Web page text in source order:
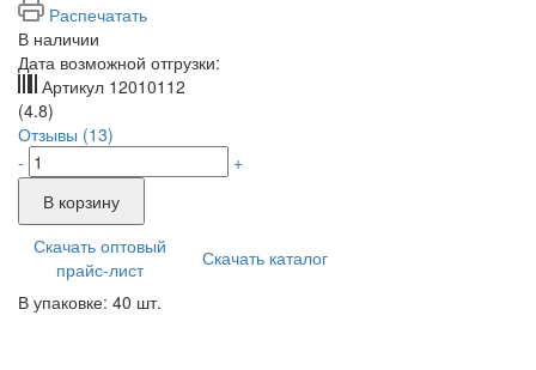
Распечатать
В наличии
Дата возможной отгрузки:
Артикул 12010112
(4.8)
Отзывы (13)
-
+
В корзину
Скачать оптовый
прайс-лист
Скачать каталог
В упаковке: 40 шт.